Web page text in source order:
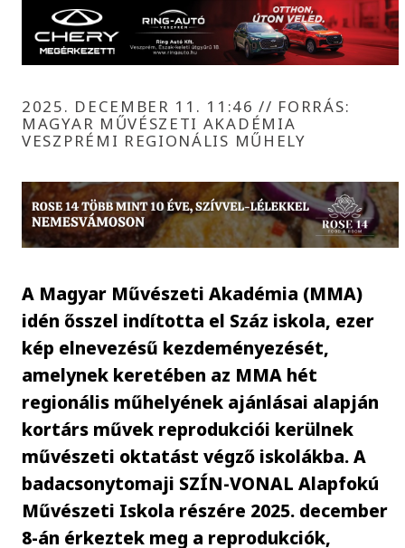
2025. DECEMBER 11. 11:46// FORRÁS:
MAGYAR MŰVÉSZETI AKADÉMIA
VESZPRÉMI REGIONÁLIS MŰHELY
A Magyar Művészeti Akadémia (MMA)
idén ősszel indította el Száz iskola, ezer
kép elnevezésű kezdeményezését,
amelynek keretében az MMA hét
regionális műhelyének ajánlásai alapján
kortárs művek reprodukciói kerülnek
művészeti oktatást végző iskolákba. A
badacsonytomaji SZÍN-VONAL Alapfokú
Művészeti Iskola részére 2025. december
8-án érkeztek meg a reprodukciók,